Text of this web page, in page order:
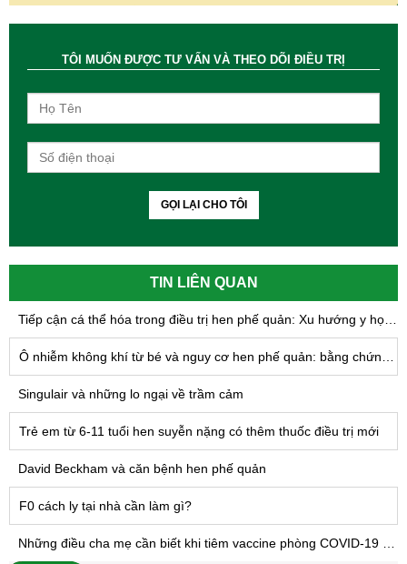
TÔI MUỐN ĐƯỢC TƯ VẤN VÀ THEO DÕI ĐIỀU TRỊ
GỌI LẠI CHO TÔI
TIN LIÊN QUAN
Singulair và những lo ngại về trầm cảm
Trẻ em từ 6-11 tuổi hen suyễn nặng có thêm thuốc điều trị mới
David Beckham và căn bệnh hen phế quản
F0 cách ly tại nhà cần làm gì?